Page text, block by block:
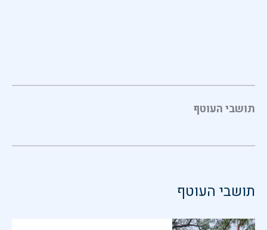
תושבי העוטף
תושבי העוטף